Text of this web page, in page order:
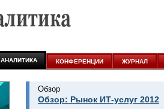
АНАЛИТИКА КОНФЕРЕНЦИИ ЖУРНАЛ
Обзор
Обзор: Рынок ИТ-услуг 2012